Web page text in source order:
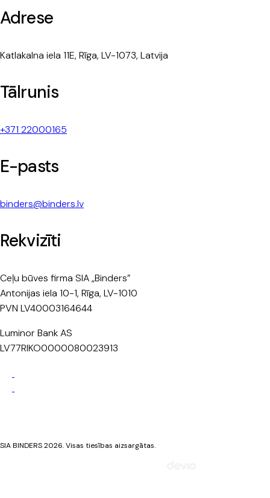
Adrese
Katlakalna iela 11E, Rīga, LV-1073, Latvija
Tālrunis
+371 22000165
E-pasts
binders@binders.lv
Rekvizīti
Ceļu būves firma SIA „Binders”
Antonijas iela 10-1, Rīga, LV-1010
PVN LV40003164644
Luminor Bank AS
LV77RIKO0000080023913
SIA BINDERS 2026. Visas tiesības aizsargātas.